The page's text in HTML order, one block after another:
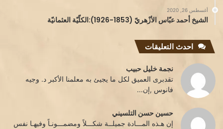
أغسطس 26, 2020
الشيخ أحمد عبّاس الأزْهريّ (1853-1926):الكلّيّة العثمانيّة
احدث التعليقات
نجمة خليل حبيب
تقدبرى العميق لكل ما يجيئ به معلمنا الأكبر د. وجيه
فانوس ,إن...
حسين حسن التلسيني
إن هـذه المـــادة جميلــة شكـــلاً ومضمـــونـاً وفيهـا نفس